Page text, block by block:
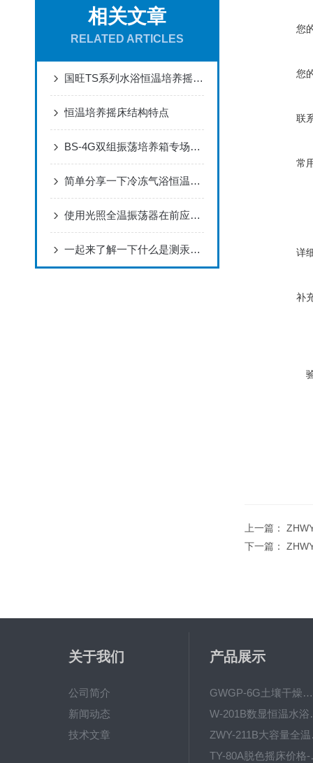
相关文章
RELATED ARTICLES
国旺TS系列水浴恒温培养摇床高配置高性能
恒温培养摇床结构特点
BS-4G双组振荡培养箱专场介绍
简单分享一下冷冻气浴恒温振荡器的维护方法
使用光照全温振荡器在前应先了解一下注意事项
一起来了解一下什么是测汞仪吧
您
您
联
常
详
补
上一篇：
下一篇：
关于我们
公司简介
新闻动态
技术文章
产品展示
GWGP-6G土壤干燥柜-干燥箱/干燥机
W-
TY-